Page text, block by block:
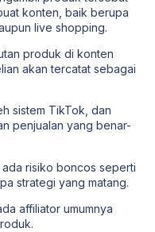
konten, baik berupa
live shopping.
produk di konten
akan tercatat sebagai
sistem TikTok, dan
penjualan yang benar-
risiko boncos seperti
strategi yang matang.
affiliator umumnya